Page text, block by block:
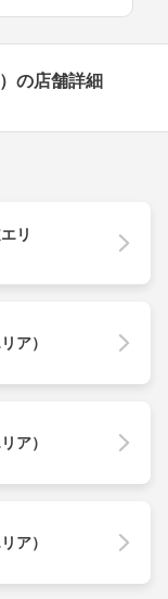
の店舗詳細
リ
ア）
ア）
ア）